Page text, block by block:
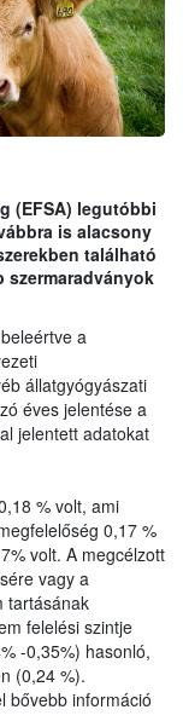
(EFSA) legutóbbi
is alacsony
található
szermaradványok
a
állatgyógyászati
éves jelentése a
jelentett adatokat
% volt, ami
0,17 %
volt. A megcélzott
vagy a
tartásának
felelési szintje
-0,35%) hasonló,
(0,24 %).
bővebb információ